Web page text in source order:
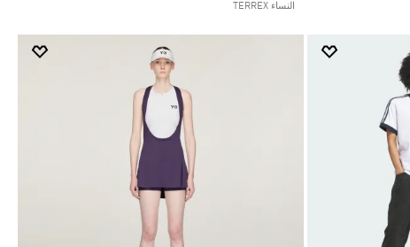
النساء TERREX